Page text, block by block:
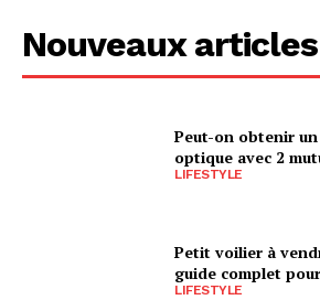
Nouveaux articles
Peut-on obtenir
optique avec 2
LIFESTYLE
Petit voilier à
guide complet
LIFESTYLE